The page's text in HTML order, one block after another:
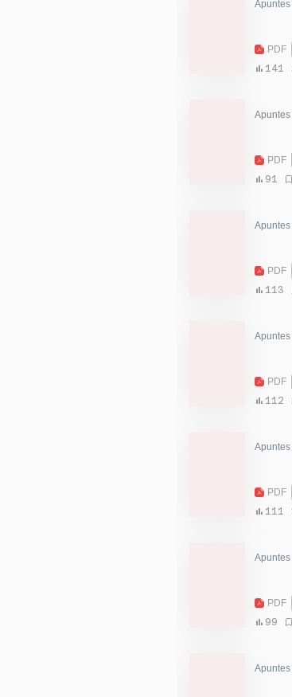
Apuntes
PDF
141
Apuntes
PDF
91
Apuntes
PDF
113
Apuntes
PDF
112
Apuntes
PDF
111
Apuntes
PDF
99
Apuntes